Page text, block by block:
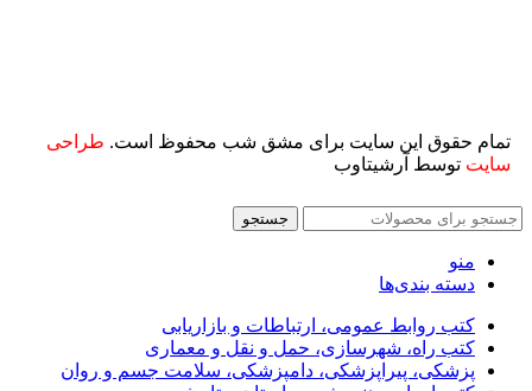
تمام حقوق این سایت برای مشق شب محفوظ است. طراحی
سایت توسط آرشیتاوب
جستجو
منو
دسته بندی‌ها
کتب روابط عمومی، ارتباطات و بازاریابی
کتب راه، شهرسازی، حمل و نقل و معماری
پزشکی، پیراپزشکی، دامپزشکی، سلامت جسم و روان